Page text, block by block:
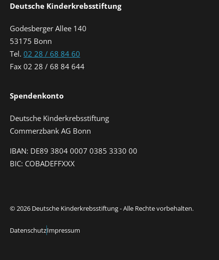
Deutsche Kinderkrebsstiftung
Godesberger Allee 140
53175 Bonn
Tel. 02 28 / 68 84 60
Fax 02 28 / 68 84 644
Spendenkonto
Deutsche Kinderkrebsstiftung
Commerzbank AG Bonn
IBAN: DE89 3804 0007 0385 3330 00
BIC: COBADEFFXXX
© 2026 Deutsche Kinderkrebsstiftung - Alle Rechte vorbehalten.
DatenschutzImpressum